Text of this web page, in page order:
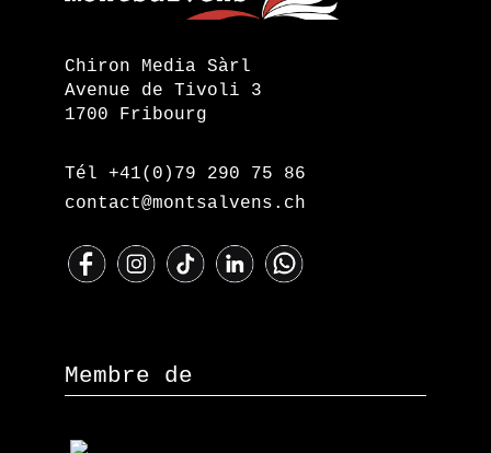
Chiron Media Sàrl
Avenue de Tivoli 3
1700 Fribourg
Tél +41(0)79 290 75 86
contact@montsalvens.ch
Membre de